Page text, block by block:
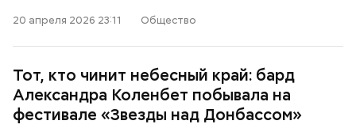
20 апреля 2026 23:11 Общество
Тот, кто чинит небесный край: бард
Александра Коленбет побывала на
фестивале «Звезды над Донбассом»